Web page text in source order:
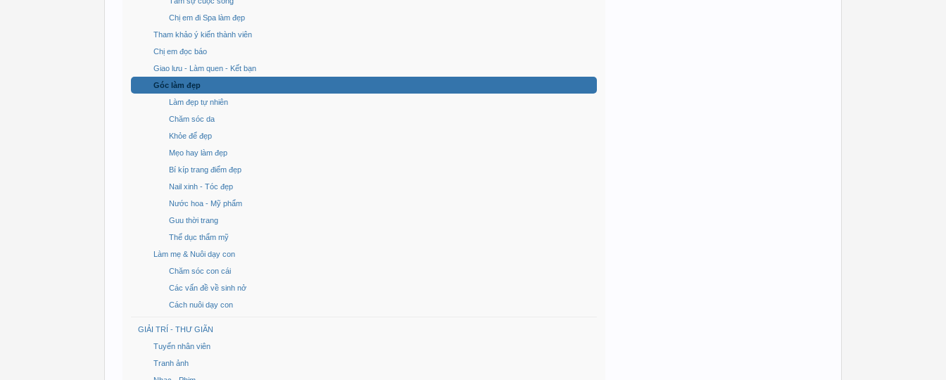
Chị em đi Spa làm đẹp
Tham khảo ý kiến thành viên
Chị em đọc báo
Giao lưu - Làm quen - Kết bạn
Góc làm đẹp
Làm đẹp tự nhiên
Chăm sóc da
Khỏe để đẹp
Mẹo hay làm đẹp
Bí kíp trang điểm đẹp
Nail xinh - Tóc đẹp
Nước hoa - Mỹ phẩm
Guu thời trang
Thể dục thẩm mỹ
Làm mẹ & Nuôi dạy con
Chăm sóc con cái
Các vấn đề về sinh nở
Cách nuôi dạy con
GIẢI TRÍ - THƯ GIÃN
Tuyển nhân viên
Tranh ảnh